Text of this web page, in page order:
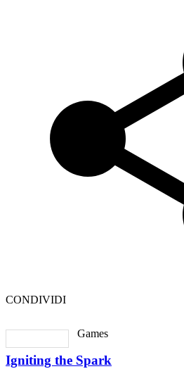
CONDIVIDI
Games
Igniting the Spark